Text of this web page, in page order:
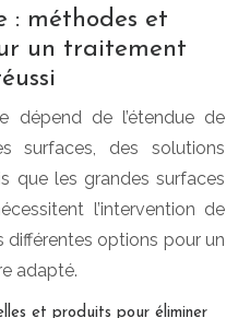
: méthodes et
un traitement
dépend de l’étendue de
surfaces, des solutions
que les grandes surfaces
l’intervention de
différentes options pour un
adapté.
et produits pour éliminer